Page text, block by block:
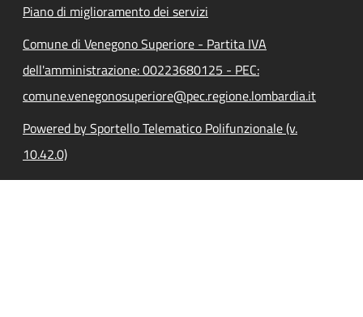
Piano di miglioramento dei servizi
Comune di Venegono Superiore - Partita IVA
dell'amministrazione: 00223680125 - PEC:
comune.venegonosuperiore@pec.regione.lombardia.it
Powered by Sportello Telematico Polifunzionale (v.
10.42.0)